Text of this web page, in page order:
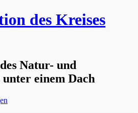
des Kreises
Natur- und
einem Dach